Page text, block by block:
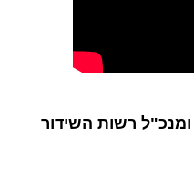
רשות השידור